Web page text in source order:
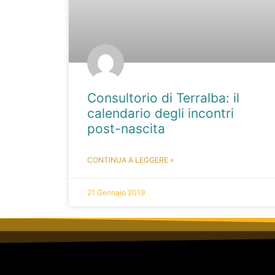
Consultorio di Terralba: il
calendario degli incontri
post-nascita
CONTINUA A LEGGERE »
21 Gennaio 2019